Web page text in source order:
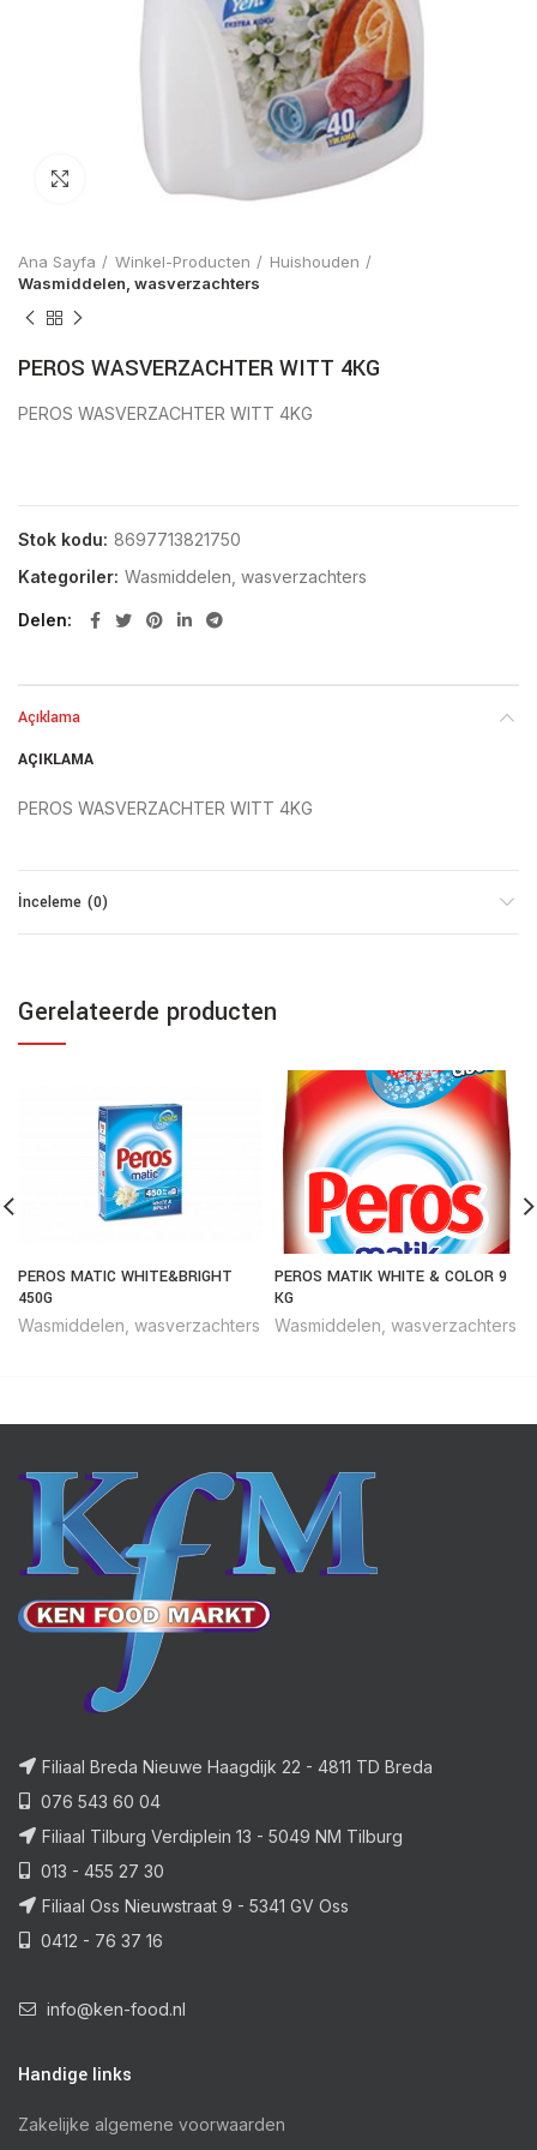
Click to enlarge
Ana Sayfa Winkel-Producten
Huishouden
Wasmiddelen, wasverzachters
PEROS WASVERZACHTER WITT 4KG
PEROS WASVERZACHTER WITT 4KG
Stok kodu: 8697713821750
Kategoriler: Wasmiddelen, wasverzachters
Delen
Açıklama
AÇIKLAMA
PEROS WASVERZACHTER WITT 4KG
İnceleme (0)
Gerelateerde producten
PEROS MATIC WHITE&BRIGHT
450G
Wasmiddelen, wasverzachters
PEROS MATIK WHITE & COLOR 9
KG
Wasmiddelen, wasverzachters
Filiaal Breda Nieuwe Haagdijk 22 - 4811 TD Breda
076 543 60 04
Filiaal Tilburg Verdiplein 13 - 5049 NM Tilburg
013 - 455 27 30
Filiaal Oss Nieuwstraat 9 - 5341 GV Oss
0412 - 76 37 16
info@ken-food.nl
Handige links
Zakelijke algemene voorwaarden